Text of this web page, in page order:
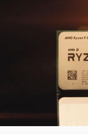
Confirmo que li, aceito e